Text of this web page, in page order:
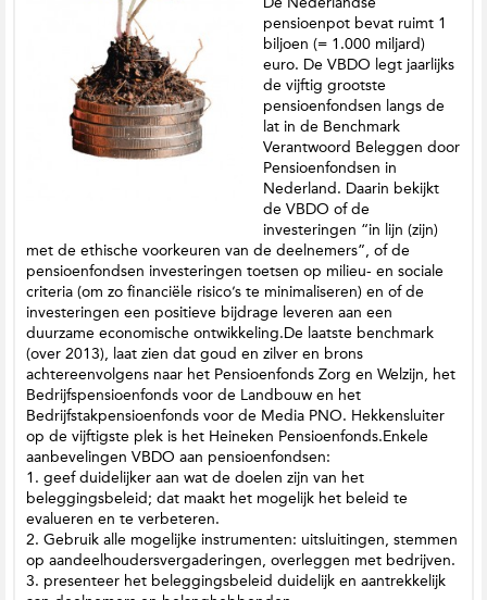
pensioenpot bevat ruimt 1
biljoen (= 1.000 miljard)
euro. De VBDO legt jaarlijks
de vijftig grootste
pensioenfondsen langs de
lat in de Benchmark
Verantwoord Beleggen door
Pensioenfondsen in
Nederland. Daarin bekijkt
de VBDO of de
investeringen “in lijn (zijn)
met de ethische voorkeuren van de deelnemers”, of de
pensioenfondsen investeringen toetsen op milieu- en sociale
criteria (om zo financiële risico’s te minimaliseren) en of de
investeringen een positieve bijdrage leveren aan een
duurzame economische ontwikkeling.De laatste benchmark
(over 2013), laat zien dat goud en zilver en brons
achtereenvolgens naar het Pensioenfonds Zorg en Welzijn, het
Bedrijfspensioenfonds voor de Landbouw en het
Bedrijfstakpensioenfonds voor de Media PNO. Hekkensluiter
op de vijftigste plek is het Heineken Pensioenfonds.Enkele
aanbevelingen VBDO aan pensioenfondsen:
1. geef duidelijker aan wat de doelen zijn van het
beleggingsbeleid; dat maakt het mogelijk het beleid te
evalueren en te verbeteren.
2. Gebruik alle mogelijke instrumenten: uitsluitingen, stemmen
op aandeelhoudersvergaderingen, overleggen met bedrijven.
3. presenteer het beleggingsbeleid duidelijk en aantrekkelijk